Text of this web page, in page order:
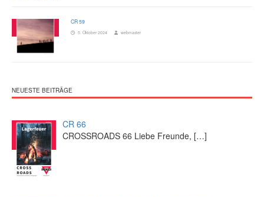
CR 59
5. Oktober 2024 webmaster
NEUESTE BEITRÄGE
CR 66
CROSSROADS 66 Liebe Freunde, […]